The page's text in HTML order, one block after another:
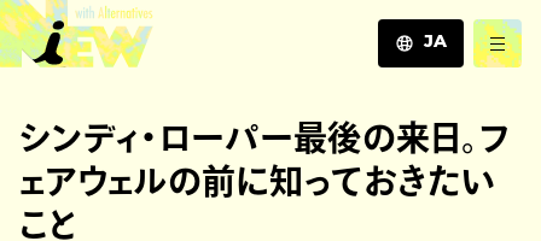
JA
EN
ZH
シンディ・ローパー最後の来日。フ
ェアウェルの前に知っておきたい
こと